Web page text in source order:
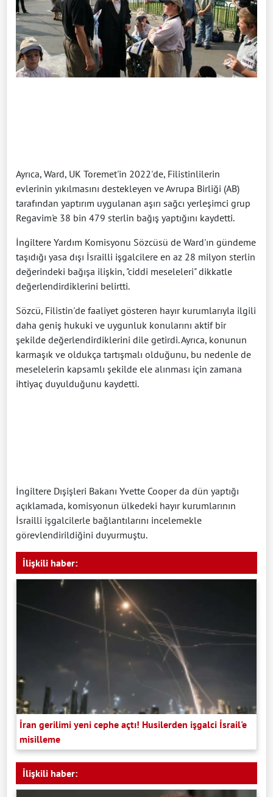
Ayrıca, Ward, UK Toremet'in 2022'de, Filistinlilerin
evlerinin yıkılmasını destekleyen ve Avrupa Birliği (AB)
tarafından yaptırım uygulanan aşırı sağcı yerleşimci grup
Regavim'e 38 bin 479 sterlin bağış yaptığını kaydetti.
İngiltere Yardım Komisyonu Sözcüsü de Ward'ın gündeme
taşıdığı yasa dışı İsrailli işgalcilere en az 28 milyon sterlin
değerindeki bağışa ilişkin, "ciddi meseleleri" dikkatle
değerlendirdiklerini belirtti.
Sözcü, Filistin'de faaliyet gösteren hayır kurumlarıyla ilgili
daha geniş hukuki ve uygunluk konularını aktif bir
şekilde değerlendirdiklerini dile getirdi. Ayrıca, konunun
karmaşık ve oldukça tartışmalı olduğunu, bu nedenle de
meselelerin kapsamlı şekilde ele alınması için zamana
ihtiyaç duyulduğunu kaydetti.
İngiltere Dışişleri Bakanı Yvette Cooper da dün yaptığı
açıklamada, komisyonun ülkedeki hayır kurumlarının
İsrailli işgalcilerle bağlantılarını incelemekle
görevlendirildiğini duyurmuştu.
İlişkili haber:
İran gerilimi yeni cephe açtı! Husilerden işgalci İsrail'e
misilleme
İlişkili haber: